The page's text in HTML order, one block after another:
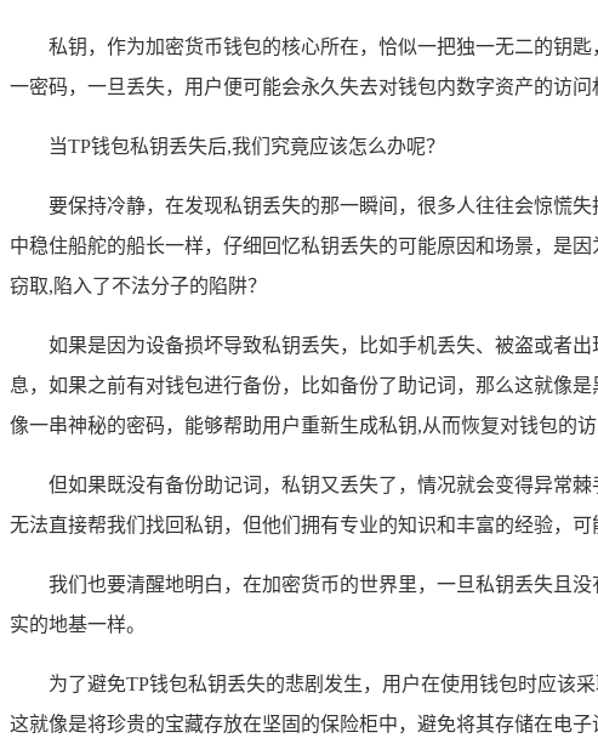
私钥，作为加密货币钱包的核心所在，恰似一把独一无二的钥匙
一密码，一旦丢失，用户便可能会永久失去对钱包内数字资产的访
当TP钱包私钥丢失后,我们究竟应该怎么办呢？
要保持冷静，在发现私钥丢失的那一瞬间，很多人往往会惊慌
中稳住船舵的船长一样，仔细回忆私钥丢失的可能原因和场景，是因
窃取,陷入了不法分子的陷阱？
如果是因为设备损坏导致私钥丢失，比如手机丢失、被盗或者
息，如果之前有对钱包进行备份，比如备份了助记词，那么这就像
像一串神秘的密码，能够帮助用户重新生成私钥,从而恢复对钱包的访
但如果既没有备份助记词，私钥又丢失了，情况就会变得异常
无法直接帮我们找回私钥，但他们拥有专业的知识和丰富的经验，
我们也要清醒地明白，在加密货币的世界里，一旦私钥丢失且
实的地基一样。
为了避免TP钱包私钥丢失的悲剧发生，用户在使用钱包时应该
这就像是将珍贵的宝藏存放在坚固的保险柜中，避免将其存储在电